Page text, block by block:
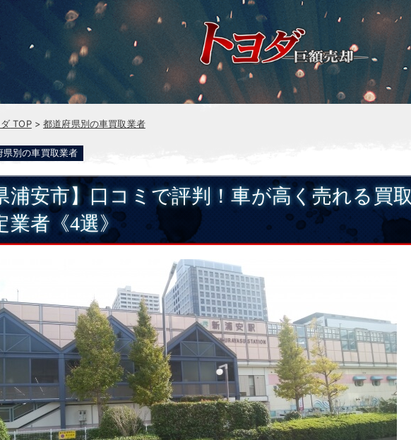
TOP 都道府県別の車買取業者
県別の車買取業者
浦安市】口コミで評判！車が高く売れる買取
業者《4選》